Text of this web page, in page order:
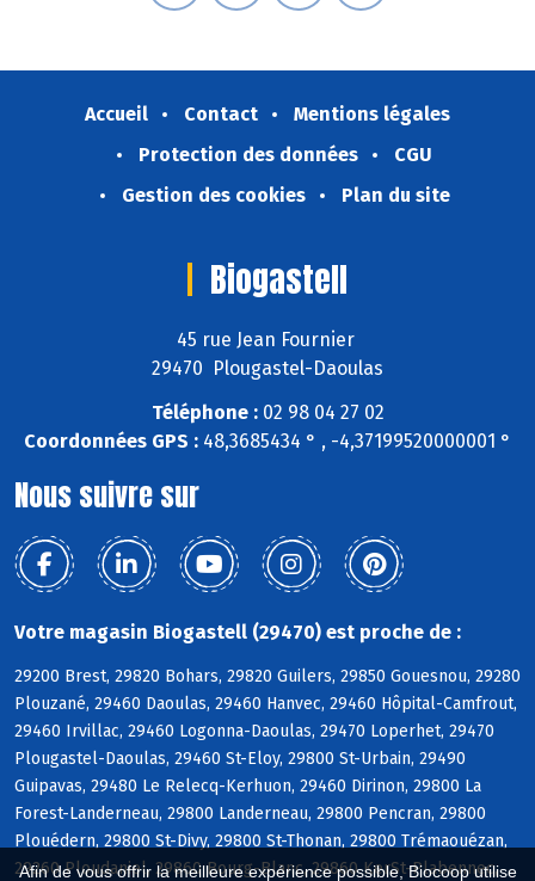
Afin de vous offrir la meilleure expérience possible, Biocoop utilise
Accueil Contact
Mentions légales
Protection des données
CGU
Gestion des cookies
Plan du site
Biogastell
45 rue Jean Fournier
29470 Plougastel-Daoulas
Téléphone :02 98 04 27 02
Coordonnées GPS : 48,3685434 ° , -4,37199520000001 °
Nous suivre sur
Votre magasin Biogastell (29470) est proche de :
29200 Brest, 29820 Bohars, 29820 Guilers, 29850 Gouesnou, 29280
Plouzané, 29460 Daoulas, 29460 Hanvec, 29460 Hôpital-Camfrout,
29460 Irvillac, 29460 Logonna-Daoulas, 29470 Loperhet, 29470
Plougastel-Daoulas, 29460 St-Eloy, 29800 St-Urbain, 29490
Guipavas, 29480 Le Relecq-Kerhuon, 29460 Dirinon, 29800 La
Forest-Landerneau, 29800 Landerneau, 29800 Pencran, 29800
Plouédern, 29800 St-Divy, 29800 St-Thonan, 29800 Trémaouézan,
29260 Ploudaniel, 29860 Bourg-Blanc, 29860 KerSt-Plabennec,